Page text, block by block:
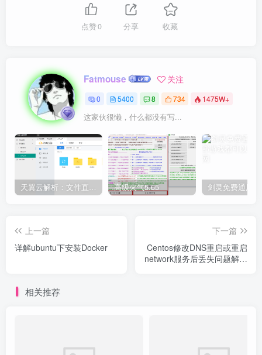
点赞0 分享 收藏
Fatmouse 关注
0 5400 8 734 1475W+
这家伙很懒，什么都没有写...
天翼云解析：文件直链获取源码 高级火气5.65
上一篇
详解ubuntu下安装Docker
下一篇
Centos修改DNS重启或重启
network服务后丢失问题解决
相关推荐